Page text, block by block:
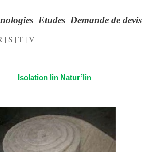
| S | T | V
Isolation lin Natur’lin
Etudes Demande de devis